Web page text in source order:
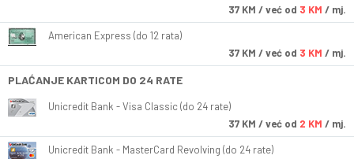
37 KM / već od 3 KM / mj.
American Express (do 12 rata)
37 KM / već od 3 KM / mj.
PLAĆANJE KARTICOM DO 24 RATE
Unicredit Bank - Visa Classic (do 24 rate)
37 KM / već od 2 KM / mj.
Unicredit Bank - MasterCard Revolving (do 24 rate)